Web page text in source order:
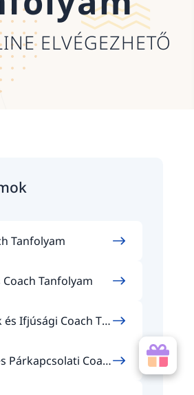
ELVÉGEZHETŐ
Tanfolyam
Coach Tanfolyam
és Ifjúsági Coach Ta
Párkapcsolati Coac